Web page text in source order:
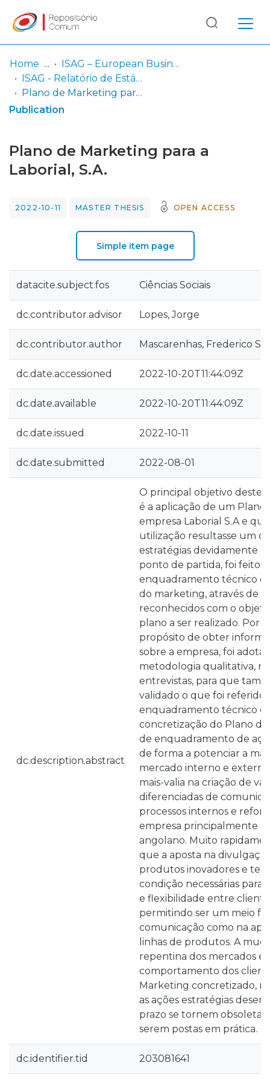
Communities
& Collections
Log
In
(current)
Home
ISAG – European Business School
ISAG - Relatório de Estágio
Plano de Marketing para a Laborial, S.A.
Publication
Plano de Marketing para a
Laborial, S.A.
2022-10-11 MASTER THESIS OPEN ACCESS
Simple item page
datacite.subject.fos Ciências Sociais
dc.contributor.advisor Lopes, Jorge
dc.contributor.author Mascarenhas, Frederico
dc.date.accessioned 2022-10-20T11:44:09Z
dc.date.available 2022-10-20T11:44:09Z
dc.date.issued 2022-10-11
dc.date.submitted 2022-08-01
dc.description.abstract
O principal objetivo deste
é a aplicação de um
empresa Laborial S.A e
utilização resultasse um
estratégias devidamente
ponto de partida, foi feito
enquadramento técnico e
do marketing, através de
reconhecidos com o
plano a ser realizado. Por
propósito de obter
sobre a empresa, foi
metodologia qualitativa,
entrevistas, para que
validado o que foi referido
enquadramento técnico
concretização do Plano
de enquadramento de
de forma a potenciar a
mercado interno e
mais-valia na criação de
diferenciadas de
processos internos e
empresa principalmente
angolano. Muito
que a aposta na
produtos inovadores e
condição necessárias para
e flexibilidade entre
permitindo ser um meio
comunicação como na
linhas de produtos. A
repentina dos mercados e
comportamento dos
Marketing concretizado,
as ações estratégias
prazo se tornem obsoletas
serem postas em prática.
dc.identifier.tid 203081641